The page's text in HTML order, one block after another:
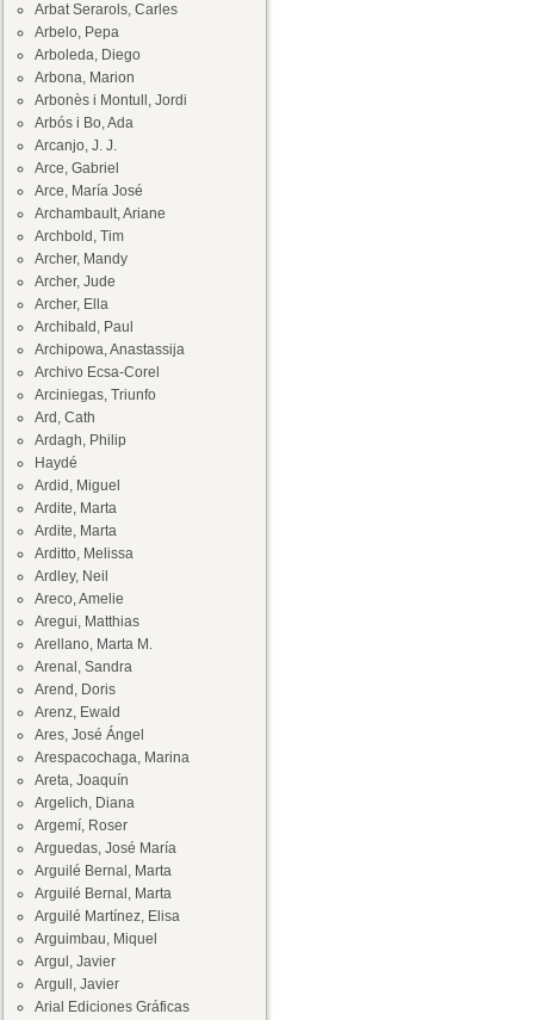
Arbat Serarols, Carles
Arbelo, Pepa
Arboleda, Diego
Arbona, Marion
Arbonès i Montull, Jordi
Arbós i Bo, Ada
Arcanjo, J. J.
Arce, Gabriel
Arce, María José
Archambault, Ariane
Archbold, Tim
Archer, Mandy
Archer, Jude
Archer, Ella
Archibald, Paul
Archipowa, Anastassija
Archivo Ecsa-Corel
Arciniegas, Triunfo
Ard, Cath
Ardagh, Philip
Haydé
Ardid, Miguel
Ardite, Marta
Ardite, Marta
Arditto, Melissa
Ardley, Neil
Areco, Amelie
Aregui, Matthias
Arellano, Marta M.
Arenal, Sandra
Arend, Doris
Arenz, Ewald
Ares, José Ángel
Arespacochaga, Marina
Areta, Joaquín
Argelich, Diana
Argemí, Roser
Arguedas, José María
Arguilé Bernal, Marta
Arguilé Bernal, Marta
Arguilé Martínez, Elisa
Arguimbau, Miquel
Argul, Javier
Argull, Javier
Arial Ediciones Gráficas